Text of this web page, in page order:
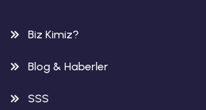
Biz Kimiz?
Blog & Haberler
SSS